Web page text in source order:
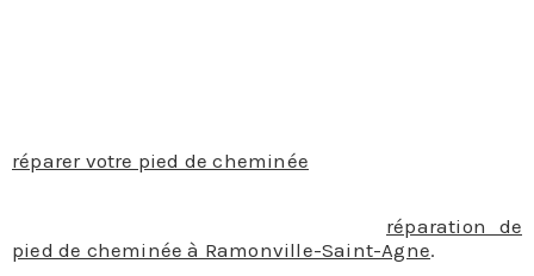
réparer votre pied de cheminée
réparation de
pied de cheminée à Ramonville-Saint-Agne.